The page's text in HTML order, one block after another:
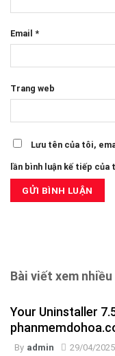
Email *
Trang web
Lưu tên của tôi,
lần bình luận kế tiếp của
Bài viết xem nhiều
Your Uninstaller
By admin 29/04/2025